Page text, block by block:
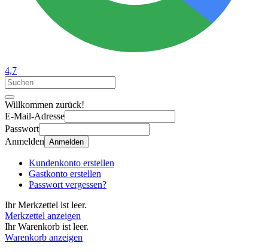
4,7
Willkommen zurück!
E-Mail-Adresse
Passwort
Anmelden Anmelden
Kundenkonto erstellen
Gastkonto erstellen
Passwort vergessen?
Ihr Merkzettel ist leer.
Merkzettel anzeigen
Ihr Warenkorb ist leer.
Warenkorb anzeigen